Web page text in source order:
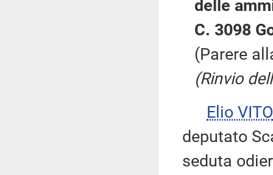
delle
C. 3098
(Parere
(Rinvio
Elio VITO
deputato
seduta